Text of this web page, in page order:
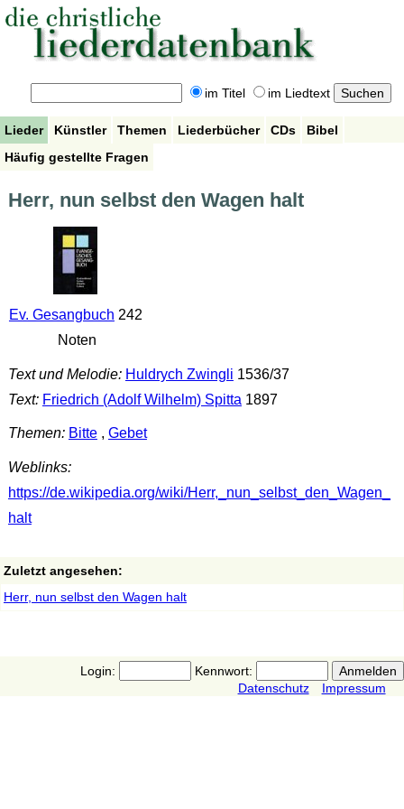
im Titel im Liedtext
Lieder Künstler Themen Liederbücher CDs
Bibel
Häufig gestellte Fragen
Herr, nun selbst den Wagen halt
Ev. Gesangbuch 242
Noten
Text und Melodie: Huldrych Zwingli 1536/37
Text: Friedrich (Adolf Wilhelm) Spitta 1897
Themen: Bitte, Gebet
Weblinks:
https://de.wikipedia.org/wiki/Herr,_nun_selbst_den_Wagen_
halt
Zuletzt angesehen:
Herr, nun selbst den Wagen halt
Login:
Kennwort:
Datenschutz
Impressum